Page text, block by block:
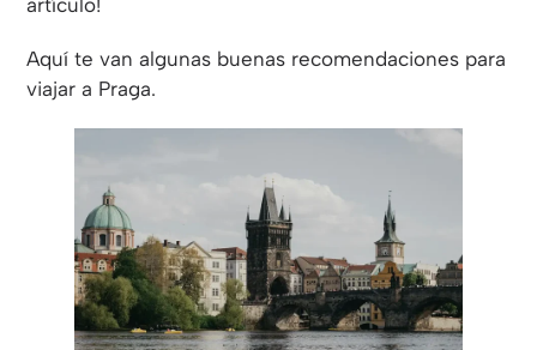
Aquí te van algunas buenas recomendaciones para
viajar a Praga.